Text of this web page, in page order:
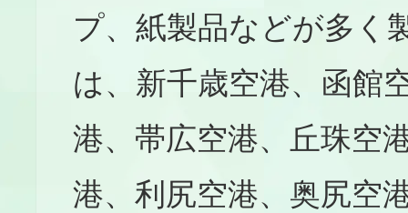
プ、紙製品などが多く
は、新千歳空港、函館
港、帯広空港、丘珠空
港、利尻空港、奥尻空